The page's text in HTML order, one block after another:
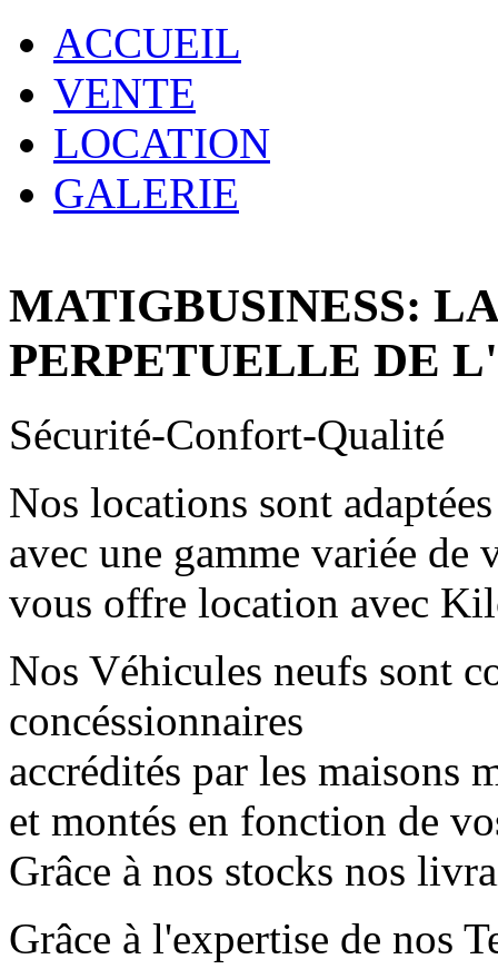
ACCUEIL
VENTE
LOCATION
GALERIE
MATIGBUSINESS:
PERPETUELLE DE
Sécurité-Confort-Qualité
Nos locations sont
avec une gamme variée
vous offre location avec
Nos Véhicules neufs sont
concéssionnaires
accrédités par les maisons
et montés en fonction de
Grâce à nos stocks nos
Grâce à l'expertise de nos